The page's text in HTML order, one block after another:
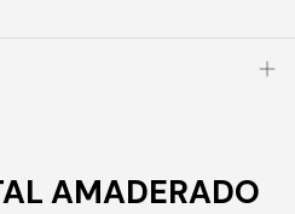
AMADERADO